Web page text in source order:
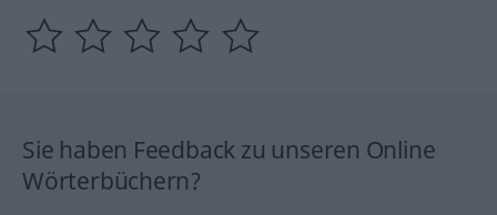
Sie haben Feedback zu unseren Online
Wörterbüchern?